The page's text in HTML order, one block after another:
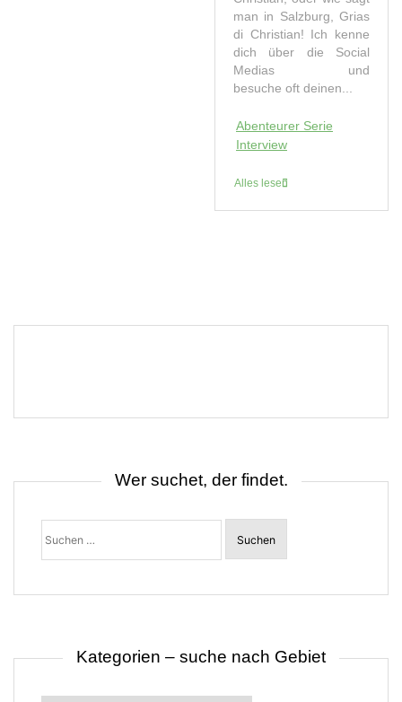
man in Salzburg, Grias
di Christian! Ich kenne
dich über die Social
Medias und
besuche oft deinen...
Abenteurer Serie
Interview
Alles lesen
Wer suchet, der findet.
Suchen
nach:
Kategorien – suche nach Gebiet